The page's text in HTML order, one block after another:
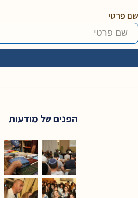
שם פרטי
הפנים של מודעות